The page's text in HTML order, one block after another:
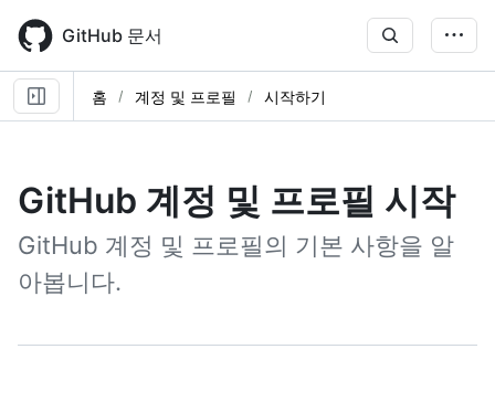
main
content
GitHub 문서
홈 계정 및 프로필 시작하기
GitHub 계정 및 프로필 시작
GitHub 계정 및 프로필의 기본 사항을 알
아봅니다.